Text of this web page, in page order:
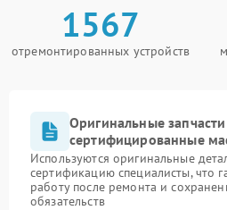
1567
отремонтированных устройств
Оригинальные
сертифицированные
Используются оригинальные
сертификацию специалисты, что
работу после ремонта и
обязательств